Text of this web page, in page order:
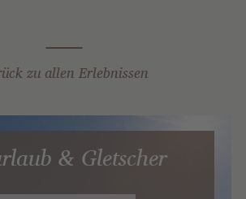
zu allen Erlebnissen
& Gletscher